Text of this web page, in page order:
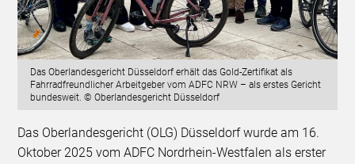
Das Oberlandesgericht Düsseldorf erhält das Gold-Zertifikat als
Fahrradfreundlicher Arbeitgeber vom ADFC NRW – als erstes Gericht
bundesweit. © Oberlandesgericht Düsseldorf
Das Oberlandesgericht (OLG) Düsseldorf wurde am 16.
Oktober 2025 vom ADFC Nordrhein-Westfalen als erster